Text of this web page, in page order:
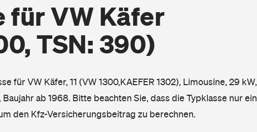
für VW Käfer
TSN: 390)
für VW Käfer, 11 (VW 1300,KAEFER 1302), Limousine, 29 kW,
ab 1968. Bitte beachten Sie, dass die Typklasse nur ein
den Kfz-Versicherungsbeitrag zu berechnen.